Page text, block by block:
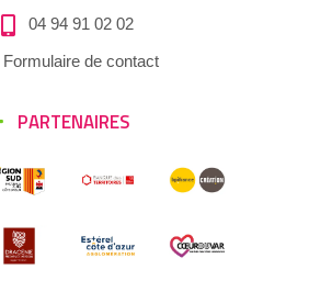
04 94 91 02 02
Formulaire de contact
PARTENAIRES